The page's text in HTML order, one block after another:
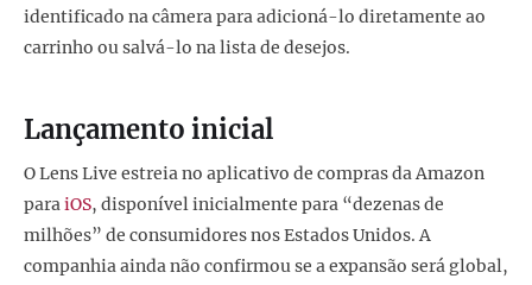
identificado na câmera para adicioná-lo diretamente ao
carrinho ou salvá-lo na lista de desejos.
Lançamento inicial
O Lens Live estreia no aplicativo de compras da Amazon
paraiOS, disponível inicialmente para “dezenas de
milhões” de consumidores nos Estados Unidos. A
companhia ainda não confirmou se a expansão será global,